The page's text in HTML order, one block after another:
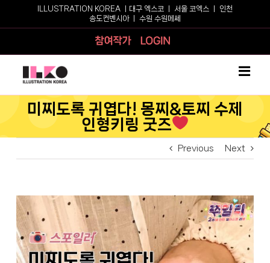
ILLUSTRATION KOREA ㅣ 대구 엑스코 서울 코엑스
인천
송도컨벤시아ㅣ 수원 수원메쎄
참여작가
미찌도록 귀엽다! 몽찌&토찌 수제
인형키링 굿즈
Previous Next
View
Larger
Image